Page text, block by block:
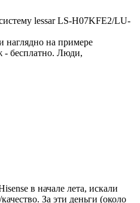
lessar LS-H07KFE2/LU-
наглядно на примере
- бесплатно. Люди,
в начале лета, искали
За эти деньги (около